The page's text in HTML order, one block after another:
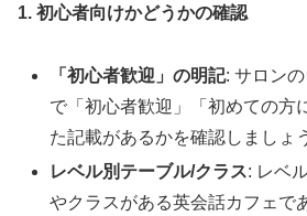
1. 初心者向けかどうかの確認
「初心者歓迎」の明記: サロン
で「初心者歓迎」「初めての方
た記載があるかを確認しましょ
レベル別テーブル/クラス: レベ
やクラスがある英会話カフェで